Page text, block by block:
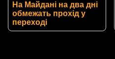
На Майдані на два дні
обмежать прохід у
переході